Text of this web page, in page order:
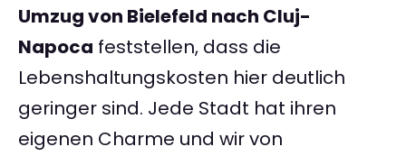
Umzug von Bielefeld nach Cluj-
Napoca feststellen, dass die
Lebenshaltungskosten hier deutlich
geringer sind. Jede Stadt hat ihren
eigenen Charme und wir von